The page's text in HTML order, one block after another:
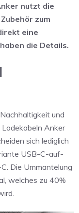
nutzt die
zum
eine
die Details.
und
Anker
sich lediglich
USB-C-auf-
Die Ummantelung
welches zu 40%